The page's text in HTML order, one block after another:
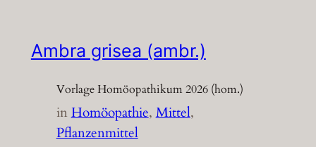
Ambra grisea (ambr.)
Vorlage Homöopathikum 2026 (hom.)
inHomöopathie, Mittel
Pflanzenmittel